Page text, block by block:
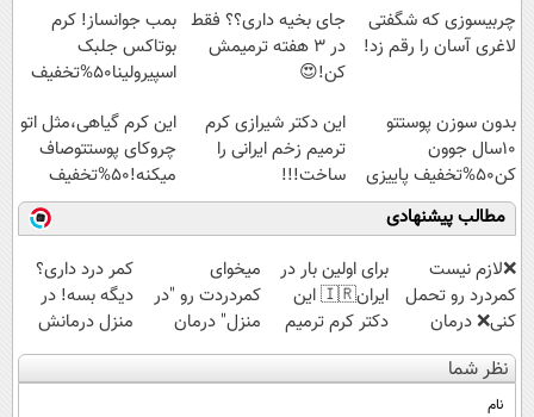
چربیسوزی که شگفتی
لاغری آسان را رقم زد!
جای بخیه داری؟؟ فقط
در 3 هفته ترمیمش
کن!😍
بمب جوانساز! کرم
بوتاکس جلبک
اسپیرولینا50%تخفیف
بدون سوزن پوستتو
10سال جوون
کن50%تخفیف پاییزی
این دکتر شیرازی کرم
ترمیم زخم ایرانی را
ساخت!!!
این کرم گیاهی،مثل اتو
چروکای پوستتوصاف
میکنه!50%تخفیف
مطالب پیشنهادی
❌لازم نیست
کمردرد رو تحمل
کنی❌ درمان
بدون جراحی و
قرص
(پرسشنامه)
برای اولین بار در
ایران🇮🇷 این
دکتر کرم ترمیم
کننده 23 روزه
ساخت!
میخوای
کمردردت رو "در
منزل" درمان
کنی؟ (◂فیلم +
◂پرسش‌نامه)
کمر درد داری؟
دیگه بسه! در
منزل درمانش
کن
(◀پرسش‌نامه)
نظر شما
نام